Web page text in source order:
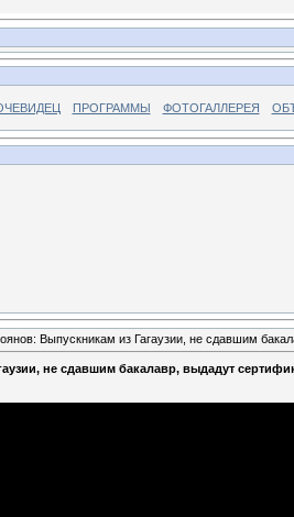
ПРОГРАММЫ ФОТОГАЛЛЕРЕЯ
Выпускникам из Гагаузии, не сдавшим
не сдавшим бакалавр, выдадут